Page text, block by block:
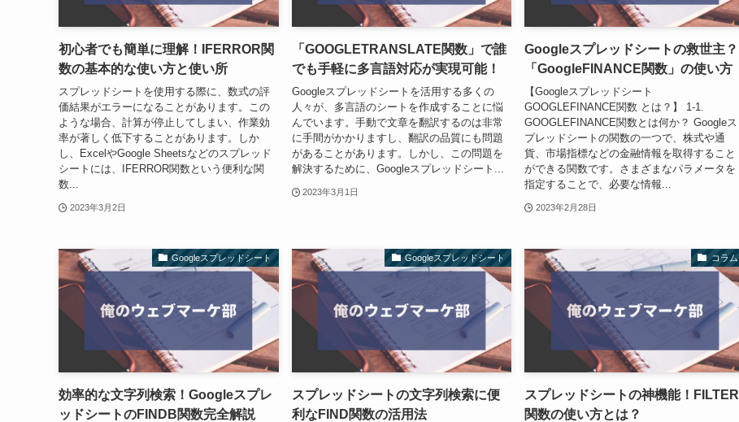
初心者でも簡単に理解！IFERROR関
数の基本的な使い方と使い所
スプレッドシートを使用する際に、数式の評
価結果がエラーになることがあります。この
ような場合、計算が停止してしまい、作業効
率が著しく低下することがあります。しか
し、ExcelやGoogle Sheetsなどのスプレッド
シートには、IFERROR関数という便利な関
数...
2023年3月2日
「GOOGLETRANSLATE関数」で誰
でも手軽に多言語対応が実現可能！
Googleスプレッドシートを活用する多くの
人々が、多言語のシートを作成することに悩
んでいます。手動で文章を翻訳するのは非常
に手間がかかりますし、翻訳の品質にも問題
があることがあります。しかし、この問題を
解決するために、Googleスプレッドシート...
2023年3月1日
Googleスプレッドシートの救世主？
「GoogleFINANCE関数」の使い方
【Googleスプレッドシート
GOOGLEFINANCE関数 とは？】 1-1.
GOOGLEFINANCE関数とは何か？ Googleス
プレッドシートの関数の一つで、株式や通
貨、市場指標などの金融情報を取得すること
ができる関数です。さまざまなパラメータを
指定することで、必要な情報...
2023年2月28日
Googleスプレッドシート
効率的な文字列検索！Googleスプレ
ッドシートのFINDB関数完全解説
Googleスプレッドシート
スプレッドシートの文字列検索に便
利なFIND関数の活用法
コラム
スプレッドシートの神機能！FILTER
関数の使い方とは？